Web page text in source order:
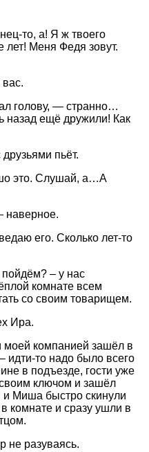
то, а! Я ж твоего
лет! Меня Федя зовут.
голову, — странно…
назад ещё дружили! Как
пьёт.
это. Слушай, а…А
его. Сколько лет-то
– у нас
комнате всем
со своим товарищем.
Ира.
компанией зашёл в
идти-то надо было всего
в подъезде, гости уже
ключом и зашёл
Миша быстро скинули
комнате и сразу ушли в
не разуваясь.